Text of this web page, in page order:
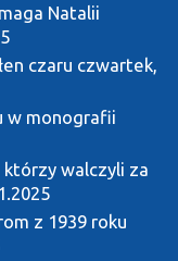
Natalii
czaru czwartek,
w monografii
którzy walczyli za
z 1939 roku